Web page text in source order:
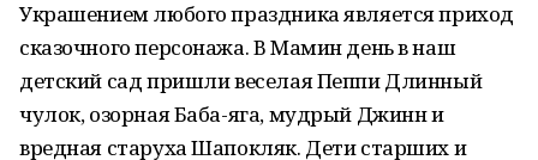
Украшением любого праздника является приход
сказочного персонажа. В Мамин день в наш
детский сад пришли веселая Пеппи Длинный
чулок, озорная Баба-яга, мудрый Джинн и
вредная старуха Шапокляк. Дети старших и